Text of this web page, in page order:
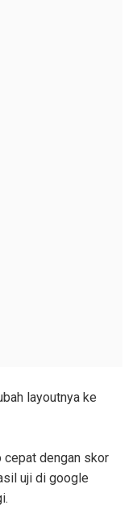
layoutnya ke
dengan skor
uji di google